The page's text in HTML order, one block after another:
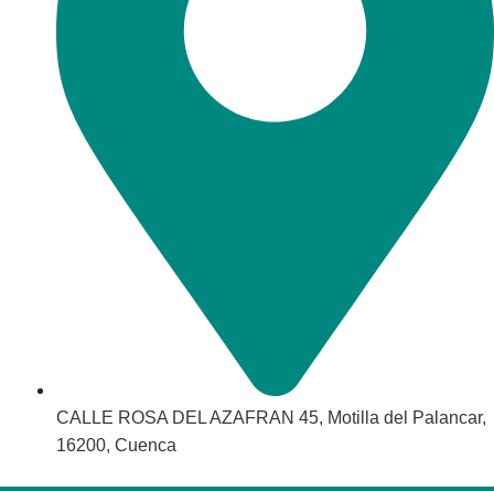
CALLE ROSA DEL AZAFRAN 45, Motilla del Palancar,
16200, Cuenca